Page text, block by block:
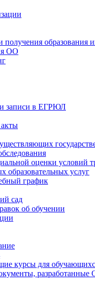
получения образования
ОО
записи в ЕГРЮЛ
оценки условий
образовательных услуг
график
сад
об обучении
курсы для
разработанные